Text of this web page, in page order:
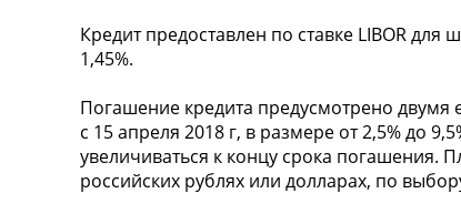
Кредит предоставлен по ставке LIBOR
1,45%.
Погашение кредита предусмотрено
с 15 апреля 2018 г, в размере от 2,5% до
увеличиваться к концу срока погашения.
российских рублях или долларах, по